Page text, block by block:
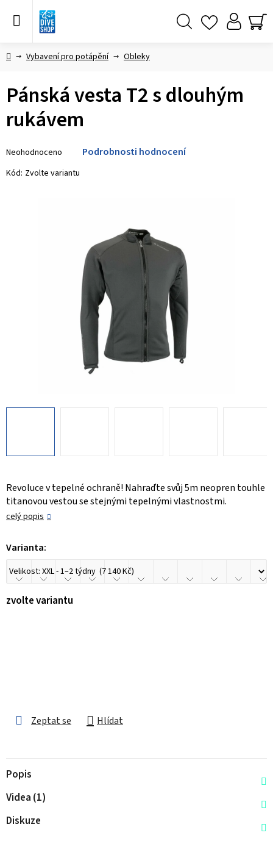
DomůVybavení pro potápění Obleky
Revoluce v tepelné ochraně! Nahraďte svůj 5m neopren touhle
titanovou vestou se stejnými tepelnými vlastnostmi.
celý popis
Varianta:
zvolte variantu
Zeptat se Hlídat
Pánská vesta T2 s dlouhým
rukávem
hodnocení
produktu
Neohodnoceno Podrobnosti hodnocení
Kód: Zvolte variantu
Popis
Videa (1)
Diskuze